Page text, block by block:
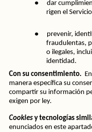
dar
rigen el
●
prevenir,
fraudulentas,
o ilegales,
identidad.
Con su consentimiento.
manera específica su
compartir su información
exigen por ley.
Cookies y tecnologías
enunciados en este